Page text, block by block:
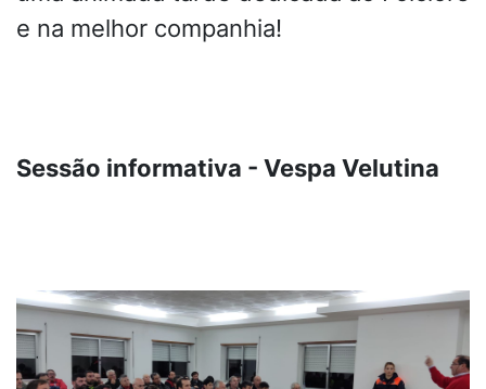
e na melhor companhia!
Sessão informativa - Vespa Velutina